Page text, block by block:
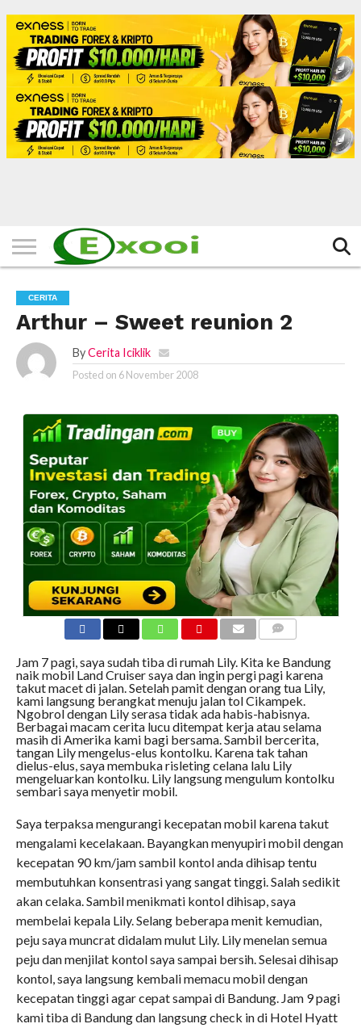
HOME
FILTER
BERITA
BIODATA
CERITA
CERPEN
EKSKLUSIF
FOTO
VIDEO
TIPS
MORE
CERITA
Arthur – Sweet reunion 2
By Cerita Iciklik
Posted on 6 November 2008
Jam 7 pagi, saya sudah tiba di rumah Lily. Kita ke Bandung
naik mobil Land Cruiser saya dan ingin pergi pagi karena
takut macet di jalan. Setelah pamit dengan orang tua Lily,
kami langsung berangkat menuju jalan tol Cikampek.
Ngobrol dengan Lily serasa tidak ada habis-habisnya.
Berbagai macam cerita lucu ditempat kerja atau selama
masih di Amerika kami bagi bersama. Sambil bercerita,
tangan Lily mengelus-elus kontolku. Karena tak tahan
dielus-elus, saya membuka risleting celana lalu Lily
mengeluarkan kontolku. Lily langsung mengulum kontolku
sembari saya menyetir mobil.
Saya terpaksa mengurangi kecepatan mobil karena takut
mengalami kecelakaan. Bayangkan menyupiri mobil dengan
kecepatan 90 km/jam sambil kontol anda dihisap tentu
membutuhkan konsentrasi yang sangat tinggi. Salah sedikit
akan celaka. Sambil menikmati kontol dihisap, saya
membelai kepala Lily. Selang beberapa menit kemudian,
peju saya muncrat didalam mulut Lily. Lily menelan semua
peju dan menjilat kontol saya sampai bersih. Selesai dihisap
kontol, saya langsung kembali memacu mobil dengan
kecepatan tinggi agar cepat sampai di Bandung. Jam 9 pagi
kami tiba di Bandung dan langsung check in di Hotel Hyatt